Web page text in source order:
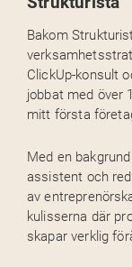
Bakom
ClickUp-konsult
jobbat med över
mitt första
Med en
assistent och
av
kulisserna där
skapar verklig